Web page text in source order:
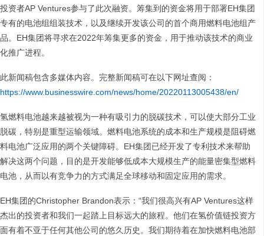
投资者AP Ventures参与了此次融资。筹集到的资金将用于部署EH集团
专有的电池组组装技术，以及继续开发该公司的首个商用燃料电池组产
品。EH集团将寻求在2022年筹集更多的资金，用于推动该技术的商业
化推广进程。
此新闻稿包含多媒体内容。完整新闻稿可在以下网址查阅：
https://www.businesswire.com/news/home/20220113005438/en/
氢燃料电池越来越被视为一种有吸引力的脱碳技术，可以使大部分工业
脱碳，特别是重型运输领域。燃料电池系统的成本和生产规模是阻碍燃
料电池广泛应用的两个关键障碍。EH集团已经开发了专利技术来帮助
解决这两个问题，目的是开发能够低成本大规模生产的能量密集型燃料
电池，从而以有竞争力的方式满足全球移动和固定应用的需求。
EH集团的Christopher Brandon表示：“我们很高兴有AP Ventures这样
杰出的投资者和我们一起踏上目标远大的旅程。他们在氢价值链投资方
面有着不亚于任何其他公司的悠久历史。我们期待着在加快燃料电池部